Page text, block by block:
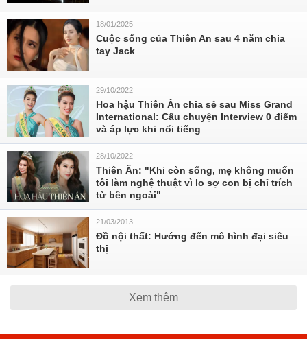
18/01/2025
Cuộc sống của Thiên An sau 4 năm chia
tay Jack
29/10/2022
Hoa hậu Thiên Ân chia sẻ sau Miss Grand
International: Câu chuyện Interview 0 điểm
và áp lực khi nổi tiếng
28/10/2022
Thiên Ân: "Khi còn sống, mẹ không muốn
tôi làm nghệ thuật vì lo sợ con bị chỉ trích
từ bên ngoài"
21/03/2013
Đồ nội thất: Hướng đến mô hình đại siêu
thị
Xem thêm